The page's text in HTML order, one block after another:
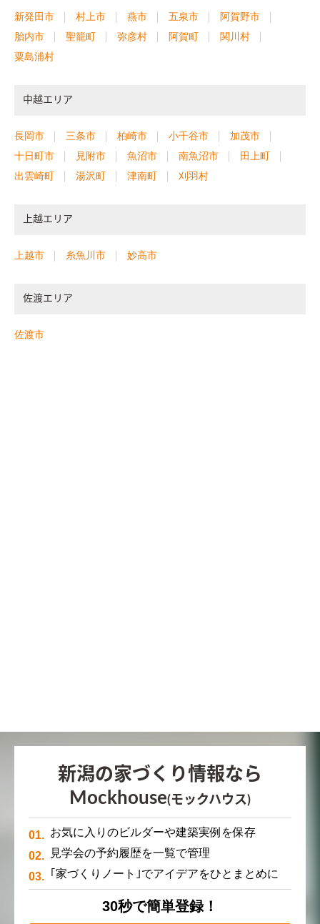
新発田市 村上市 燕市 五泉市
阿賀野市
胎内市
聖籠町 弥彦村 阿賀町
関川村
粟島浦村
中越エリア
長岡市 三条市 柏崎市 小千谷市
加茂市
十日町市
見附市 魚沼市 南魚沼市
田上町
出雲崎町
湯沢町 津南町 刈羽村
上越エリア
上越市 糸魚川市 妙高市
佐渡エリア
佐渡市
新潟の家づくり情報なら
Mockhouse(モックハウス)
お気に入りのビルダーや建築実例を保存
見学会の予約履歴を一覧で管理
｢家づくりノート｣でアイデアをひとまとめに
30秒で簡単登録！